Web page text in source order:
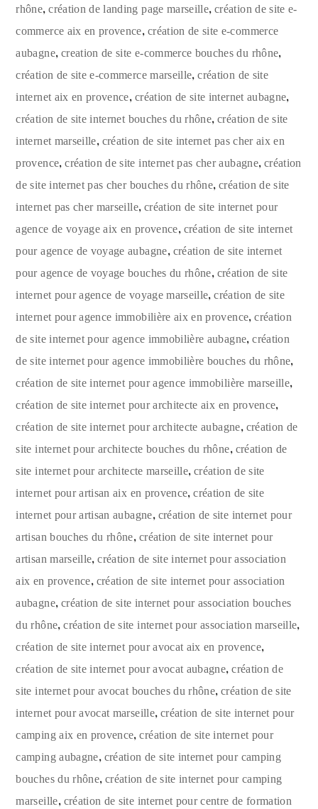
rhône,création de landing page marseille,création de site e-
commerce aix en provence, création de site e-commerce
aubagne, creation de site e-commerce bouches du rhône,
création de site e-commerce marseille,création de site
internet aix en provence, création de site internet aubagne,
création de site internet bouches du rhône,création de site
internet marseille, création de site internet pas cher aix en
provence,création de site internet pas cher aubagne, création
de site internet pas cher bouches du rhône,création de site
internet pas cher marseille, création de site internet pour
agence de voyage aix en provence, création de site internet
pour agence de voyage aubagne, création de site internet
pour agence de voyage bouches du rhône, création de site
internet pour agence de voyage marseille,création de site
internet pour agence immobilière aix en provence,création
de site internet pour agence immobilière aubagne,création
de site internet pour agence immobilière bouches du rhône,
création de site internet pour agence immobilière marseille,
création de site internet pour architecte aix en provence,
création de site internet pour architecte aubagne, création de
site internet pour architecte bouches du rhône, création de
site internet pour architecte marseille,création de site
internet pour artisan aix en provence,création de site
internet pour artisan aubagne, création de site internet pour
artisan bouches du rhône, création de site internet pour
artisan marseille,création de site internet pour association
aix en provence, création de site internet pour association
aubagne, création de site internet pour association bouches
du rhône,création de site internet pour association marseille,
création de site internet pour avocat aix en provence,
création de site internet pour avocat aubagne,création de
site internet pour avocat bouches du rhône,création de site
internet pour avocat marseille, création de site internet pour
camping aix en provence,création de site internet pour
camping aubagne, création de site internet pour camping
bouches du rhône,création de site internet pour camping
marseille, création de site internet pour centre de formation